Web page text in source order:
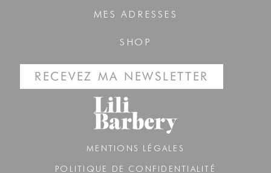
MES ADRESSES
SHOP
RECEVEZ MA NEWSLETTER
MENTIONS LÉGALES
POLITIQUE DE CONFIDENTIALITÉ